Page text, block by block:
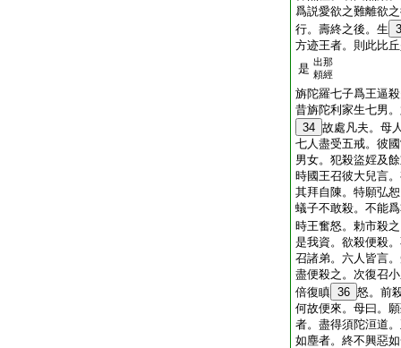
爲説愛欲之難離欲
行。壽終之後。生
方迹王者。則此比
是 出那
頼經
旃陀羅七子爲王逼
昔旃陀利家生七男
34 故處凡夫。母
七人盡受五戒。彼
男女。犯殺盜婬及
時國王召彼大兒言
其拜自陳。特願弘
蟻子不敢殺。不能
時王奮怒。勅市殺
是我資。欲殺便殺
召諸弟。六人皆言
盡便殺之。次復召
倍復瞋 36 怒。前
何故便來。母曰。
者。盡得須陀洹道
如塵者。終不興惡